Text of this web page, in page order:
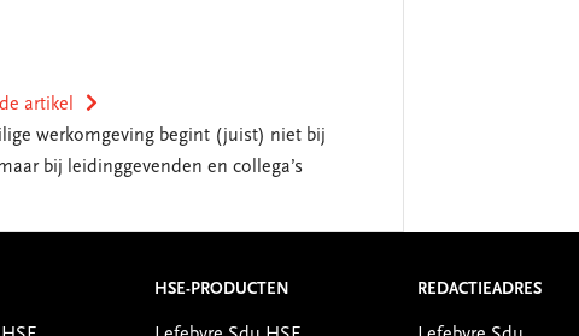
artikel
werkomgeving begint (juist) niet bij
bij leidinggevenden en collega’s
HSE-PRODUCTEN REDACTIEADRES